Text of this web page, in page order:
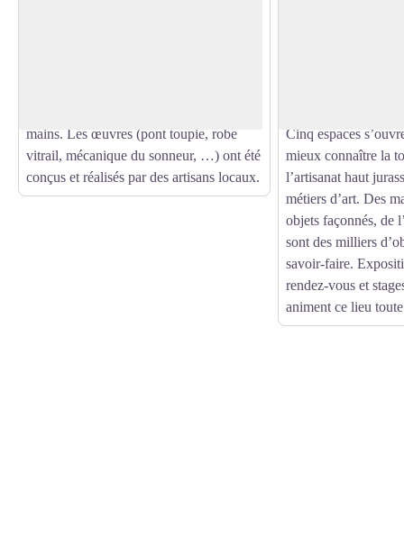
mains. Les œuvres (pont toupie, robe
vitrail, mécanique du sonneur, …) ont été
conçus et réalisés par des artisans locaux.
Cinq espaces
mieux connaître la
l’artisanat haut
métiers d’art. Des
objets façonnés, de
sont des milliers
savoir-faire.
rendez-vous et
animent ce lieu